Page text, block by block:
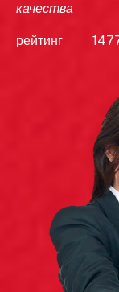
качества
рейтинг